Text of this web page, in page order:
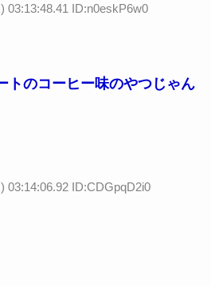
03:13:48.41 ID:n0eskP6w0
トのコーヒー味のやつじゃん
03:14:06.92 ID:CDGpqD2i0